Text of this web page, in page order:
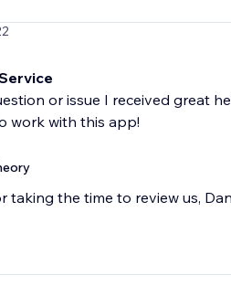
or issue I received great
work with this app!
taking the time to review us,